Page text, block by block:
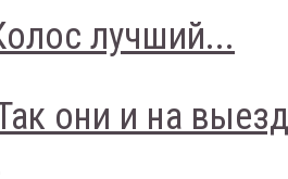
лучший...
они и на